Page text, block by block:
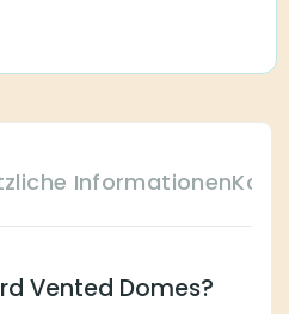
Informationen
Vented Domes?